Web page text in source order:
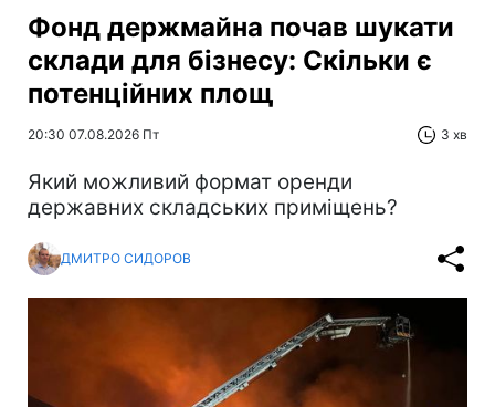
Фонд держмайна почав шукати
склади для бізнесу: Скільки є
потенційних площ
20:30 07.08.2026 Пт 3 хв
Який можливий формат оренди
державних складських приміщень?
ДМИТРО СИДОРОВ